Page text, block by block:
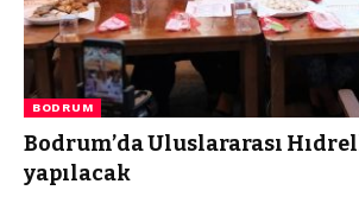
BODRUM
Bodrum’da Uluslararası
yapılacak